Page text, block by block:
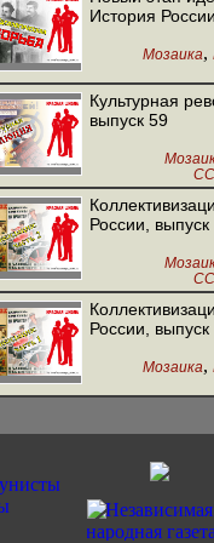
История
Мозаика,
Культурная
выпуск 59
России, выпуск
России, выпуск
Мозаика,